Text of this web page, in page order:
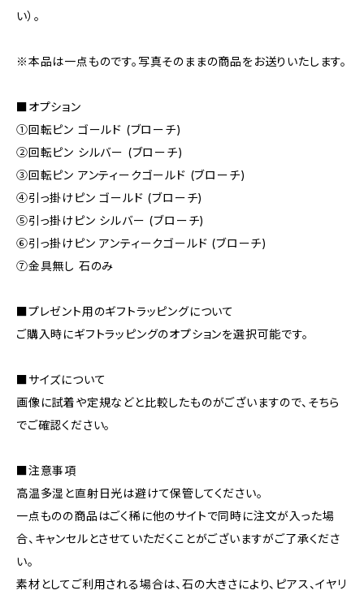
い）。
※本品は一点ものです。写真そのままの商品をお送りいたします。
■オプション
①回転ピン ゴールド (ブローチ)
②回転ピン シルバー (ブローチ)
③回転ピン アンティークゴールド (ブローチ)
④引っ掛けピン ゴールド (ブローチ)
⑤引っ掛けピン シルバー (ブローチ)
⑥引っ掛けピン アンティークゴールド (ブローチ)
⑦金具無し 石のみ
■プレゼント用のギフトラッピングについて
ご購入時にギフトラッピングのオプションを選択可能です。
■サイズについて
画像に試着や定規などと比較したものがございますので、そちら
でご確認ください。
■注意事項
高温多湿と直射日光は避けて保管してください。
一点ものの商品はごく稀に他のサイトで同時に注文が入った場
合、キャンセルとさせていただくことがございますがご了承くださ
い。
素材としてご利用される場合は、石の大きさにより、ピアス、イヤリ